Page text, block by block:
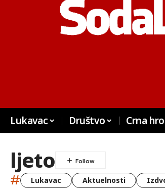
Lukavac Društvo Crna
ljeto
# Lukavac Aktuelnosti